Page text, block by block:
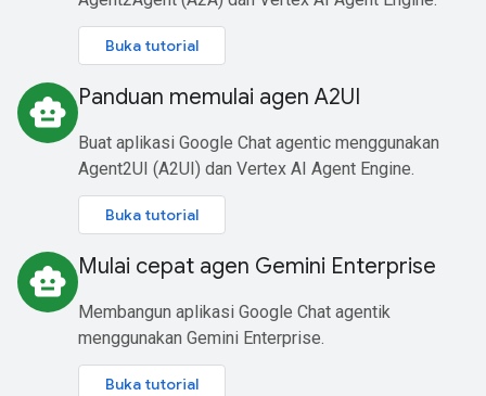
Buka tutorial
smart_toy Panduan memulai agen A2UI
Buat aplikasi Google Chat agentic menggunakan
Agent2UI (A2UI) dan Vertex AI Agent Engine.
Buka tutorial
smart_toy Mulai cepat agen Gemini Enterprise
Membangun aplikasi Google Chat agentik
menggunakan Gemini Enterprise.
Buka tutorial